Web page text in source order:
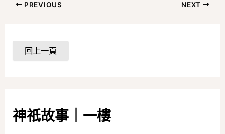
神祇故事｜一樓
PREVIOUS NEXT